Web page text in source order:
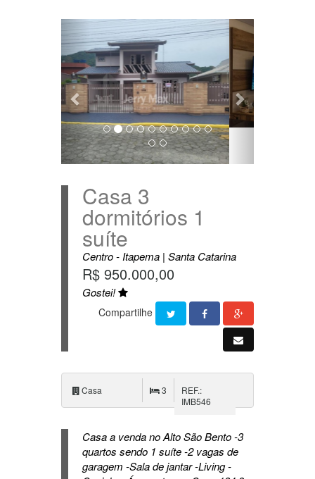
Anterior Próxima
Casa 3
suíte
Centro - Itapema | Santa Catarina
R$ 950.000,00
Gostei!
Compartilhe
Casa a venda no Alto São Bento -3
garagem -Sala de jantar -Living -
Cozinha -Área externa -Casa 134.9 -
Terreno 264 m² Pronto para morar: